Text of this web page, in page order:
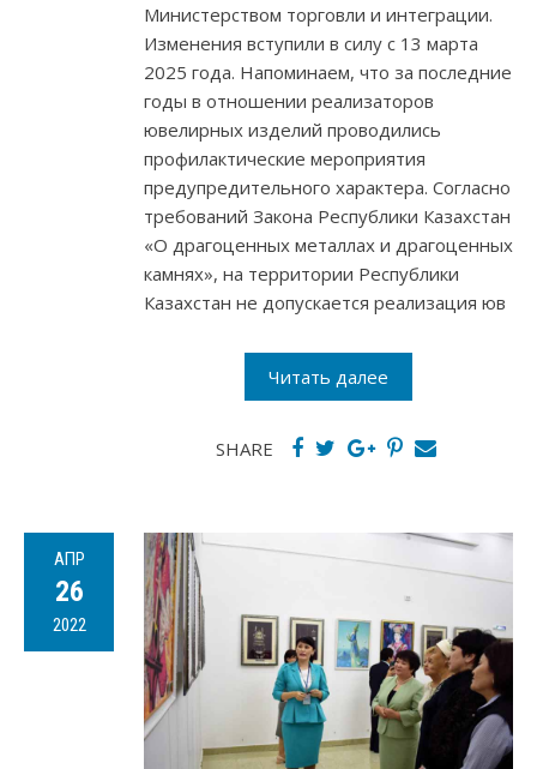
Министерством торговли и интеграции.
Изменения вступили в силу с 13 марта
2025 года. Напоминаем, что за последние
годы в отношении реализаторов
ювелирных изделий проводились
профилактические мероприятия
предупредительного характера. Согласно
требований Закона Республики Казахстан
«О драгоценных металлах и драгоценных
камнях», на территории Республики
Казахстан не допускается реализация юв
Читать далее
SHARE
АПР
26
2022